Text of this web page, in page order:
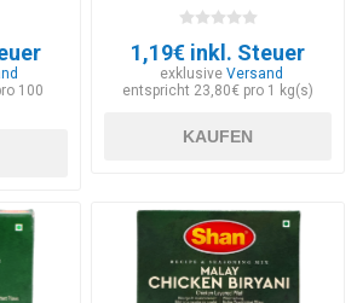
100
1,19€ inkl. Steuer
exklusive Versand
entspricht 23,80€ pro 1 kg(s)
KAUFEN